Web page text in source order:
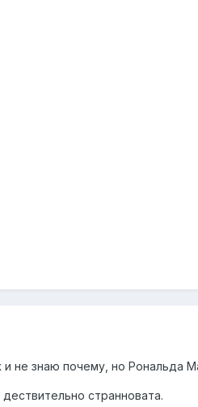
не знаю почему, но Рональда
странновата.